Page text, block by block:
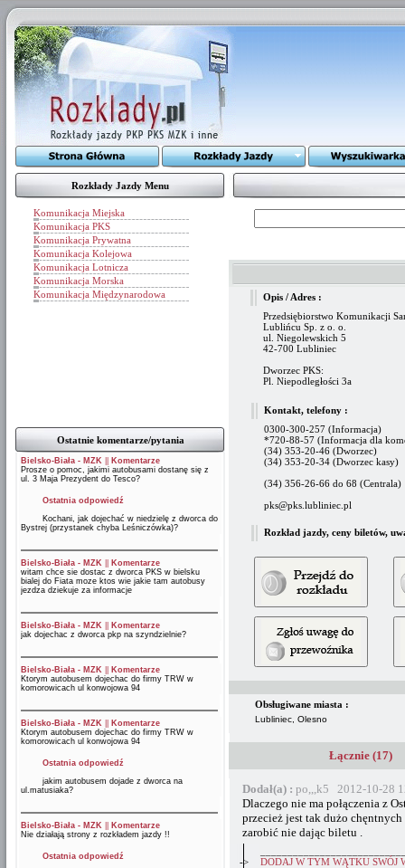
Rozkłady Jazdy Menu
Komunikacja Miejska
Komunikacja PKS
Komunikacja Prywatna
Komunikacja Kolejowa
Komunikacja Lotnicza
Komunikacja Morska
Komunikacja Międzynarodowa
Ostatnie komentarze/pytania
Bielsko-Biała - MZK
Komentarze
Prosze o pomoc, jakimi autobusami dostanę się z
ul. 3 Maja Prezydent do Tesco?
Ostatnia odpowiedź
Kochani, jak dojechać w niedzielę z dworca do
Bystrej (przystanek chyba Leśniczówka)?
Bielsko-Biała - MZK
Komentarze
witam chce sie dostac z dworca PKS w bielsku
bialej do Fiata moze ktos wie jakie tam autobusy
jezdza dziekuje za informacje
Bielsko-Biała - MZK
Komentarze
jak dojechac z dworca pkp na szyndzielnie?
Bielsko-Biała - MZK
Komentarze
Ktorym autobusem dojechac do firmy TRW w
komorowicach ul konwojowa 94
Bielsko-Biała - MZK
Komentarze
Ktorym autobusem dojechac do firmy TRW w
komorowicach ul konwojowa 94
Ostatnia odpowiedź
jakim autobusem dojade z dworca na
ul.matusiaka?
Bielsko-Biała - MZK
Komentarze
Nie działają strony z rozkładem jazdy !!
Ostatnia odpowiedź
Opis / Adres :
Przedsiębiorstwo Komunikacji
Lublińcu Sp. z o. o.
ul. Niegolewskich 5
42-700 Lubliniec
Dworzec PKS:
Pl. Niepodległości 3a
Kontakt, telefony :
0300-300-257 (Informacja)
*720-88-57 (Informacja dla
(34) 353-20-46 (Dworzec)
(34) 353-20-34 (Dworzec kasy)
(34) 356-26-66 do 68 (Centrala)
pks@pks.lubliniec.pl
Rozkład jazdy, ceny biletów,
Obsługiwane miasta :
Lubliniec, Olesno
Łącznie (17)
Dodał(a) : po,,,k5 2012-10-28
Dlaczego nie ma połączenia z
przecież jest tak dużo
zarobić nie dając biletu .
->
DODAJ W TYM WĄTKU SWÓJ